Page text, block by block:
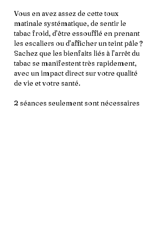
Vous en avez assez de cette toux
matinale systématique, de sentir le
tabac froid, d’être essoufflé en prenant
les escaliers ou d’afficher un teint pâle ?
Sachez que les bienfaits liés à l’arrêt du
tabac se manifestent très rapidement,
avec un impact direct sur votre qualité
de vie et votre santé.
2 séances seulement sont nécessaires